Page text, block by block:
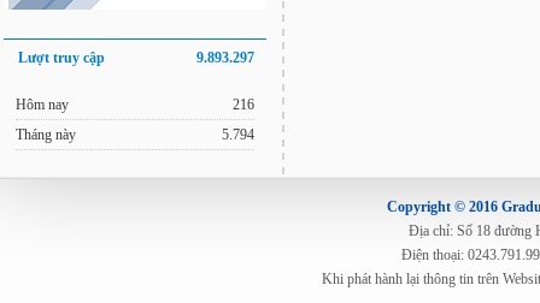
Lượt truy cập 9.893.297
Hôm nay
Tháng này
216
5.794
Copyright © 2016
Địa chỉ: Số 18 đường
Điện thoại:
Khi phát hành lại thông tin trên